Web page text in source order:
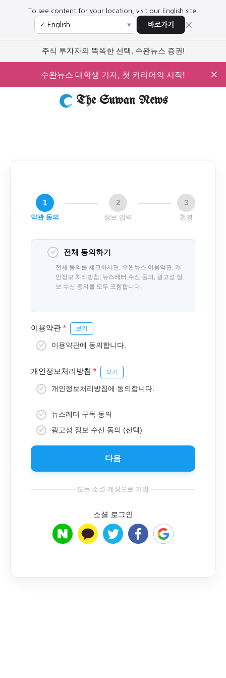
To see content for your location, visit our English site.
✓ ▼ 바로가기 ×
주식 투자자의 똑똑한 선택, 수완뉴스 증권!
수완뉴스 대학생 기자, 첫 커리어의 시작! ✕
The Suwan News
1
약관 동의
2
정보 입력
3
환영
전체 동의하기
전체 동의를 체크하시면, 수완뉴스 이용약관, 개
인정보 처리방침, 뉴스레터 수신 동의, 광고성 정
보 수신 동의를 모두 포함합니다.
이용약관 * 보기
이용약관에 동의합니다.
개인정보처리방침 * 보기
개인정보처리방침에 동의합니다.
뉴스레터 구독 동의
광고성 정보 수신 동의 (선택)
다음
또는 소셜 계정으로 가입
소셜 로그인